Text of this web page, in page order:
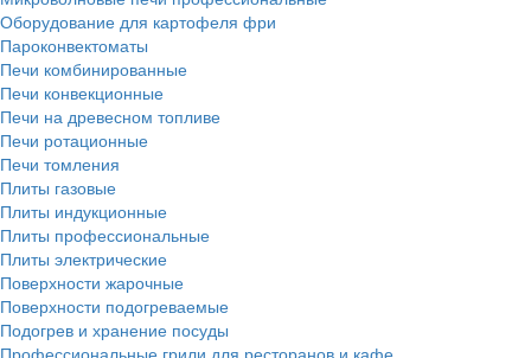
Оборудование для картофеля фри
Пароконвектоматы
Печи комбинированные
Печи конвекционные
Печи на древесном топливе
Печи ротационные
Печи томления
Плиты газовые
Плиты индукционные
Плиты профессиональные
Плиты электрические
Поверхности жарочные
Поверхности подогреваемые
Подогрев и хранение посуды
Профессиональные грили для ресторанов и кафе